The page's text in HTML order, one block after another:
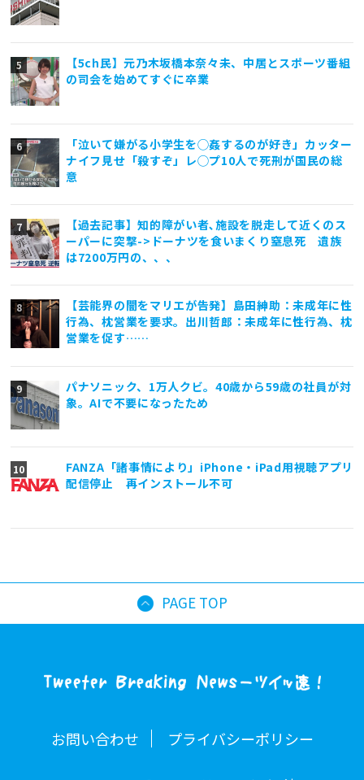
【5ch民】元乃木坂橋本奈々未、中居とスポーツ番組
の司会を始めてすぐに卒業
「泣いて嫌がる小学生を◯姦するのが好き」カッター
ナイフ見せ「殺すぞ」レ◯プ10人で死刑が国民の総
意
【過去記事】知的障がい者､施設を脱走して近くのス
ーパーに突撃->ドーナツを食いまくり窒息死 遺族
は7200万円の、、、
【芸能界の闇をマリエが告発】島田紳助：未成年に性
行為、枕営業を要求。出川哲郎：未成年に性行為、枕
営業を促す……
パナソニック、1万人クビ。40歳から59歳の社員が対
象。AIで不要になったため
FANZA「諸事情により」iPhone・iPad用視聴アプリ
配信停止 再インストール不可
PAGE TOP
お問い合わせ プライバシーポリシー